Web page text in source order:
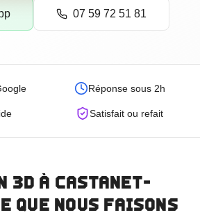
Commander
07 59 72 51 81
Réponse sous 2h
Satisfait ou refait
3D à Castanet-
que nous faisons